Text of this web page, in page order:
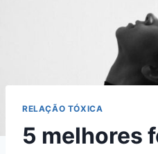
RELAÇÃO TÓXICA
5 melhores